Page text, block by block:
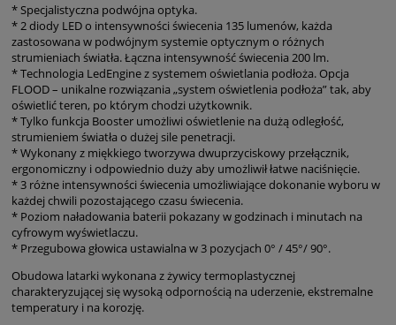
* Specjalistyczna podwójna optyka.
* 2 diody LED o intensywności świecenia 135 lumenów, każda
zastosowana w podwójnym systemie optycznym o różnych
strumieniach światła. Łączna intensywność świecenia 200 lm.
* Technologia LedEngine z systemem oświetlania podłoża. Opcja
FLOOD – unikalne rozwiązania „system oświetlenia podłoża” tak, aby
oświetlić teren, po którym chodzi użytkownik.
* Tylko funkcja Booster umożliwi oświetlenie na dużą odległość,
strumieniem światła o dużej sile penetracji.
* Wykonany z miękkiego tworzywa dwuprzyciskowy przełącznik,
ergonomiczny i odpowiednio duży aby umożliwił łatwe naciśnięcie.
* 3 różne intensywności świecenia umożliwiające dokonanie wyboru w
każdej chwili pozostającego czasu świecenia.
* Poziom naładowania baterii pokazany w godzinach i minutach na
cyfrowym wyświetlaczu.
* Przegubowa głowica ustawialna w 3 pozycjach 0° / 45°/ 90°.
Obudowa latarki wykonana z żywicy termoplastycznej
charakteryzującej się wysoką odpornością na uderzenie, ekstremalne
temperatury i na korozję.